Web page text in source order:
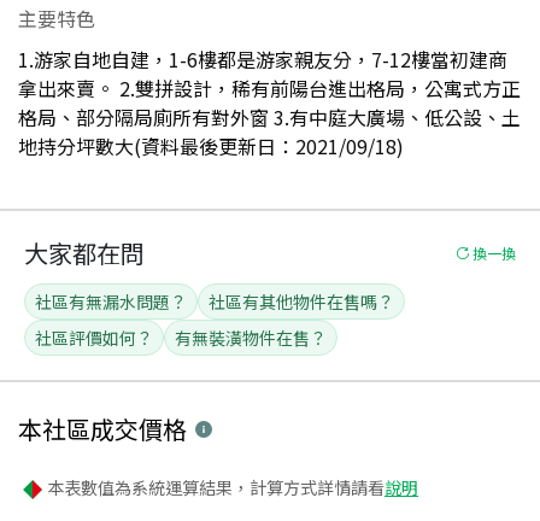
主要特色
1.游家自地自建，1-6樓都是游家親友分，7-12樓當初建商
拿出來賣。 2.雙拼設計，稀有前陽台進出格局，公寓式方正
格局、部分隔局廁所有對外窗 3.有中庭大廣場、低公設、土
地持分坪數大(資料最後更新日：2021/09/18)
大家都在問 換一換
社區有無漏水問題？
社區有其他物件在售嗎？
社區評價如何？
有無裝潢物件在售？
本社區成交價格
本表數值為系統運算結果，計算方式詳情請看說明